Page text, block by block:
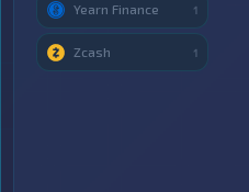
Yearn Finance 1
Zcash 1